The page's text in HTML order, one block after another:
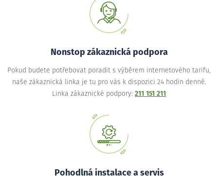
Nonstop zákaznická podpora
Pokud budete potřebovat poradit s výběrem internetového tarifu,
naše zákaznická linka je tu pro vás k dispozici 24 hodin denně.
Linka zákaznické podpory: 211 151 211
Pohodlná instalace a servis